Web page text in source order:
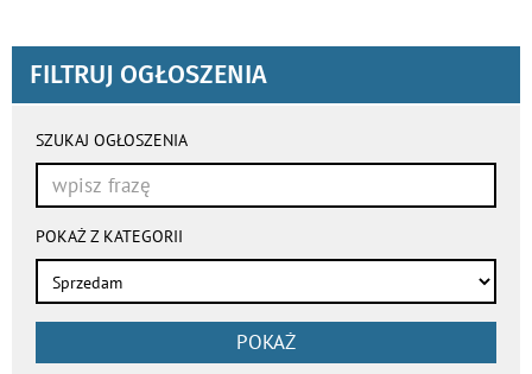
FILTRUJ OGŁOSZENIA
wyszukiwania
automatycznie
SZUKAJ OGŁOSZENIA
POKAŻ Z KATEGORII
POKAŻ